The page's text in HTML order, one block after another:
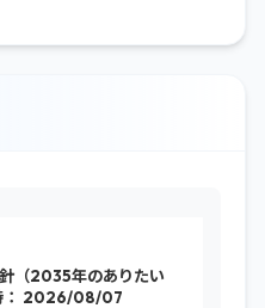
（2035年のありたい
： 2026/08/07